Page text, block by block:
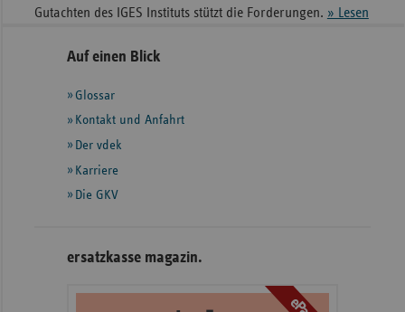
Gutachten des IGES Instituts stützt die Forderungen. » Lesen
Seitennavigation
Seitenleiste
weiteren
Informationen
Auf einen Blick
Glossar
Kontakt und Anfahrt
Der vdek
Karriere
Die GKV
ersatzkasse magazin.